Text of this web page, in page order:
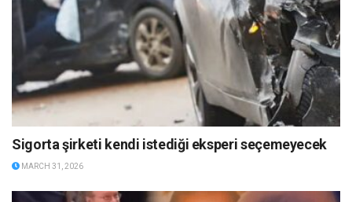
Sigorta şirketi kendi istediği eksperi seçemeyecek
MARCH 31, 2026